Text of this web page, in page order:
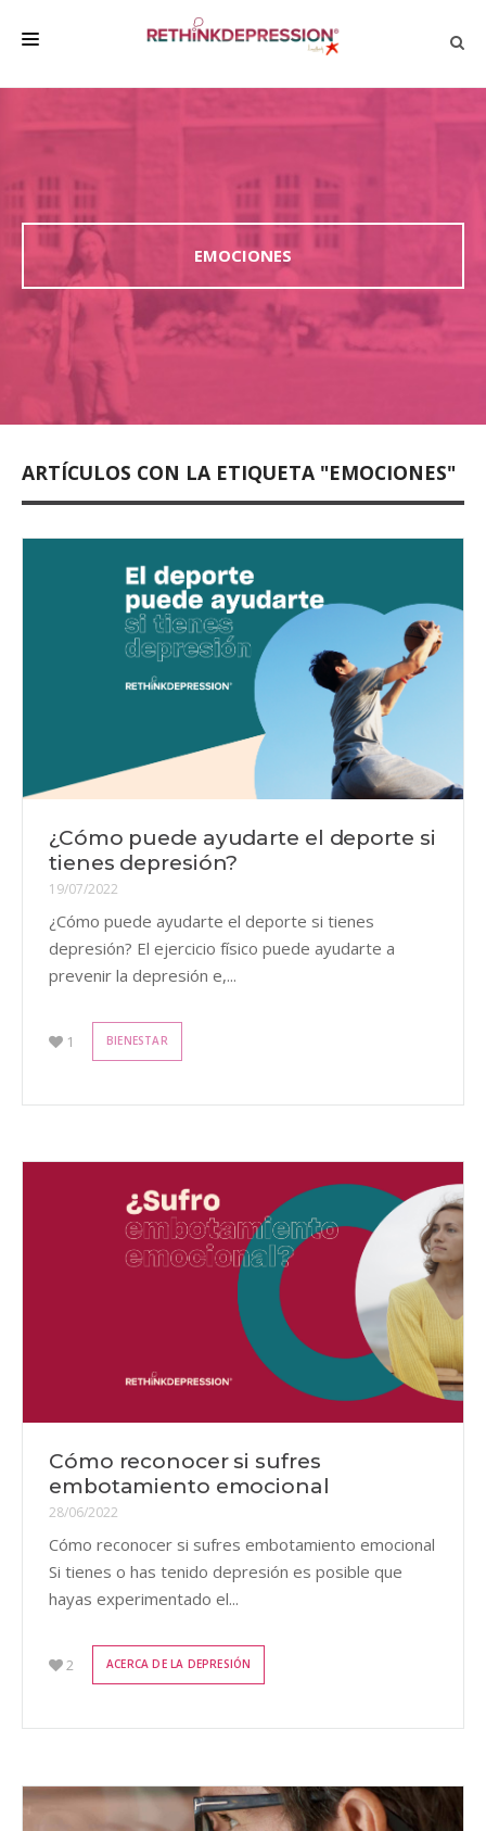
HABLAR CON LOS DEMÁS
BIENESTAR
FAMILIA Y AMIGOS
EMPRESA
DEPRESSÃO SEM RODEIOS
EMOCIONES
ARTÍCULOS CON LA ETIQUETA "EMOCIONES"
¿Cómo puede ayudarte el deporte si
tienes depresión?
19/07/2022
¿Cómo puede ayudarte el deporte si tienes
depresión? El ejercicio físico puede ayudarte a
prevenir la depresión e,...
1 BIENESTAR
Cómo reconocer si sufres
embotamiento emocional
28/06/2022
Cómo reconocer si sufres embotamiento emocional
Si tienes o has tenido depresión es posible que
hayas experimentado el...
2 ACERCA DE LA DEPRESIÓN